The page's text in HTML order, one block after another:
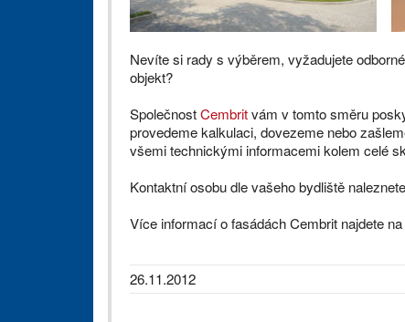
Nevíte si rady s výběrem, vyžadujete
objekt?
SpolečnostCembritvám v tomto směru
provedeme kalkulaci, dovezeme nebo
všemi technickými informacemi kolem celé
Kontaktní osobu dle vašeho bydliště
Více informací o fasádách Cembrit najdete na
26.11.2012